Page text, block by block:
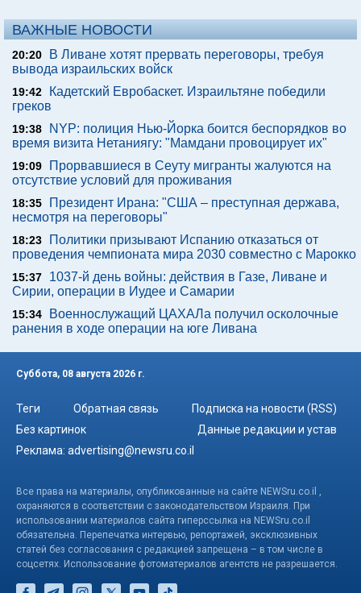
ВАЖНЫЕ НОВОСТИ
20:20
В Ливане хотят прервать переговоры, требуя
вывода израильских войск
19:42
Кадетский Евробаскет. Израильтяне победили
греков
19:38
NYP: полиция Нью-Йорка боится беспорядков во
время визита Нетаниягу: "Мамдани провоцирует их"
19:09
Прорвавшиеся в Сеуту мигранты жалуются на
отсутствие условий для проживания
18:35
Президент Ирана: "США – преступная держава,
несмотря на переговоры"
18:23
Политики призывают Испанию отказаться от
проведения чемпионата мира 2030 совместно с Марокко
15:37
1037-й день войны: действия в Газе, Ливане и
Сирии, операции в Иудее и Самарии
15:34
Военнослужащий ЦАХАЛа получил осколочные
ранения в ходе операции на юге Ливана
Суббота, 08 августа 2026 г.
Теги Обратная связь
Подписка на новости (RSS)
Без картинок
Данные редакции и устав
Реклама: advertising@newsru.co.il
Все права на материалы, опубликованные на сайте NEWSru.co.il ,
охраняются в соответствии с законодательством Израиля. При
использовании материалов сайта гиперссылка на NEWSru.co.il
обязательна. Перепечатка интервью, репортажей, эксклюзивных
статей без согласования с редакцией запрещена – в том числе в
соцсетях. Использование фотоматериалов агентств не разрешается.